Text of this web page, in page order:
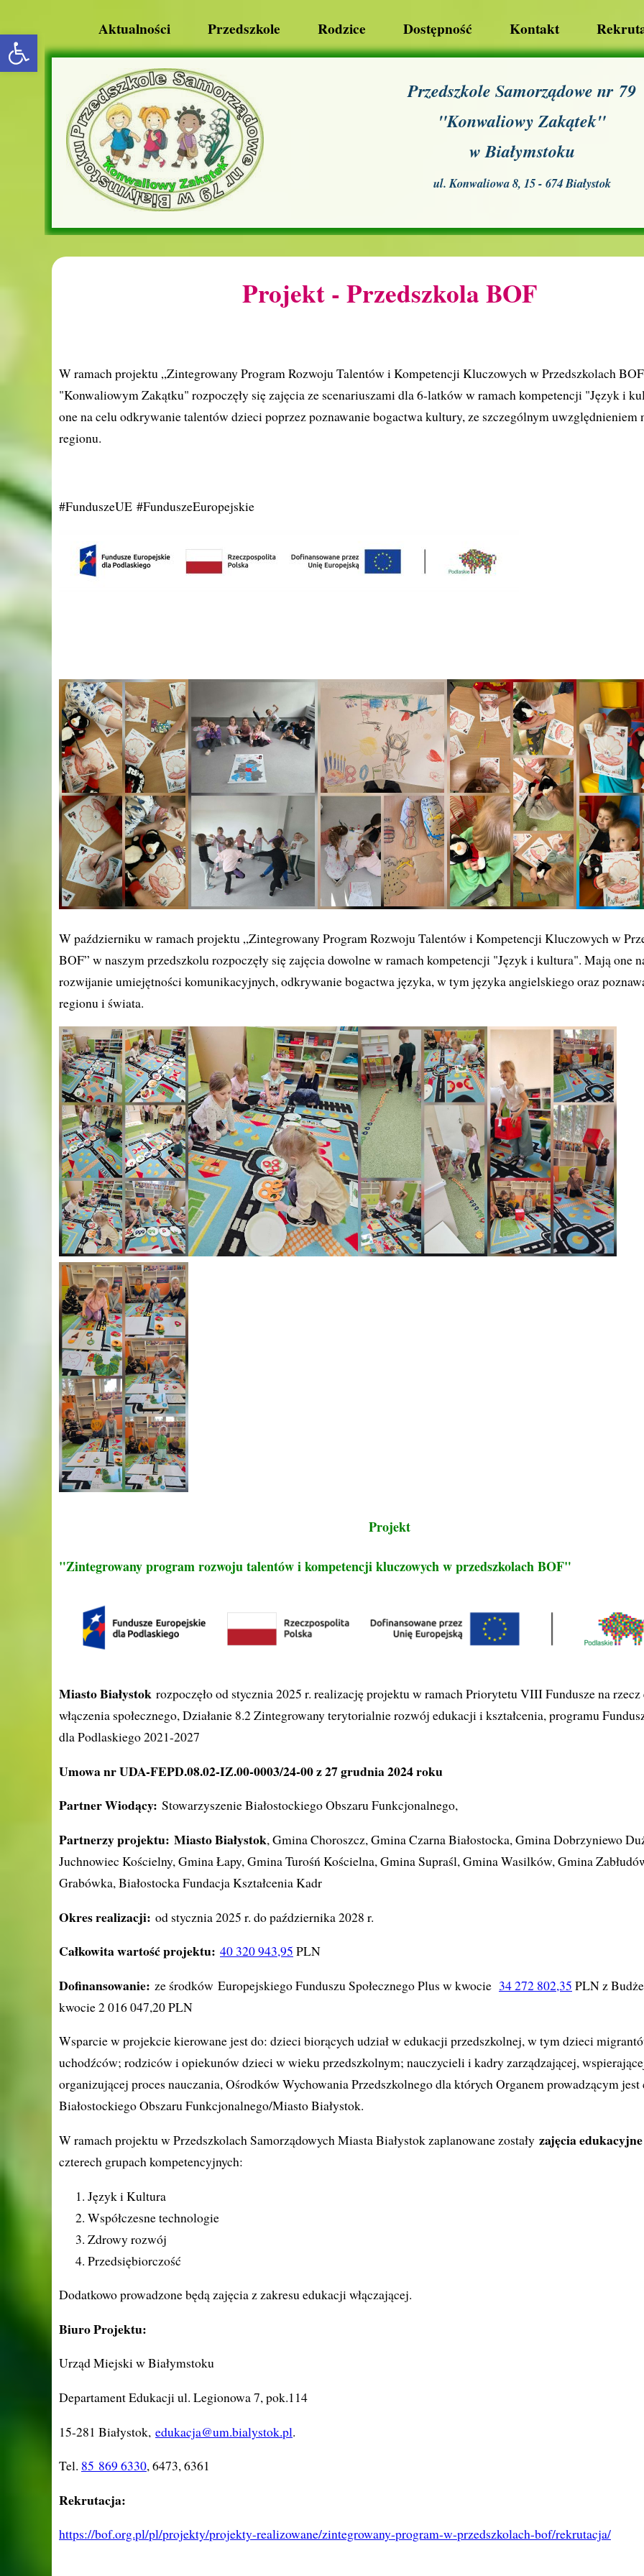
rozwiń/zwiń panel
Przedszkole Samorządowe nr 79
"Konwaliowy Zakątek"
w Białymstoku
ul. Konwaliowa 8, 15 - 674 Białystok
Aktualności Przedszkole Rodzice Dostępność Kontakt
Projekt - Przedszkola BOF
W ramach projektu „Zintegrowany Program Rozwoju Talentów i Kompetencji Kluczowych w Przedszkolach
"Konwaliowym Zakątku" rozpoczęły się zajęcia ze scenariuszami dla 6-latków w ramach kompetencji "Język i
one na celu odkrywanie talentów dzieci poprzez poznawanie bogactwa kultury, ze szczególnym uwzględnieniem
regionu.
#FunduszeUE #FunduszeEuropejskie
W październiku w ramach projektu „Zintegrowany Program Rozwoju Talentów i Kompetencji Kluczowych w
BOF” w naszym przedszkolu rozpoczęły się zajęcia dowolne w ramach kompetencji "Język i kultura". Mają one
rozwijanie umiejętności komunikacyjnych, odkrywanie bogactwa języka, w tym języka angielskiego oraz
regionu i świata.​​​
Projekt
"Zintegrowany program rozwoju talentów i kompetencji kluczowych w przedszkolach BOF"
Miasto Białystok rozpoczęło od stycznia 2025 r. realizację projektu w ramach Priorytetu VIII Fundusze na
włączenia społecznego, Działanie 8.2 Zintegrowany terytorialnie rozwój edukacji i kształcenia, programu
dla Podlaskiego 2021-2027
Umowa nr UDA-FEPD.08.02-IZ.00-0003/24-00 z 27 grudnia 2024 roku
Partner Wiodący: Stowarzyszenie Białostockiego Obszaru Funkcjonalnego,
Partnerzy projektu: Miasto Białystok, Gmina Choroszcz, Gmina Czarna Białostocka, Gmina Dobrzyniewo
Juchnowiec Kościelny, Gmina Łapy, Gmina Turośń Kościelna, Gmina Supraśl, Gmina Wasilków, Gmina
Grabówka, Białostocka Fundacja Kształcenia Kadr
Okres realizacji: od stycznia 2025 r. do października 2028 r.
Całkowita wartość projektu: 40 320 943,95 PLN
Dofinansowanie: ze środków Europejskiego Funduszu Społecznego Plus w kwocie 34 272 802,35 PLN z
kwocie 2 016 047,20 PLN
Wsparcie w projekcie kierowane jest do: dzieci biorących udział w edukacji przedszkolnej, w tym dzieci
uchodźców; rodziców i opiekunów dzieci w wieku przedszkolnym; nauczycieli i kadry zarządzającej,
organizującej proces nauczania, Ośrodków Wychowania Przedszkolnego dla których Organem prowadzącym jest
Białostockiego Obszaru Funkcjonalnego/Miasto Białystok.
W ramach projektu w Przedszkolach Samorządowych Miasta Białystok zaplanowane zostały zajęcia edukacyjne
czterech grupach kompetencyjnych:
Język i Kultura
Współczesne technologie
Zdrowy rozwój
Przedsiębiorczość
Dodatkowo prowadzone będą zajęcia z zakresu edukacji włączającej.
Biuro Projektu:
Urząd Miejski w Białymstoku
Departament Edukacji ul. Legionowa 7, pok.114
15-281 Białystok, edukacja@um.bialystok.pl.
Tel. 85 869 6330, 6473, 6361
Rekrutacja:
https://bof.org.pl/pl/projekty/projekty-realizowane/zintegrowany-program-w-przedszkolach-bof/rekrutacja/